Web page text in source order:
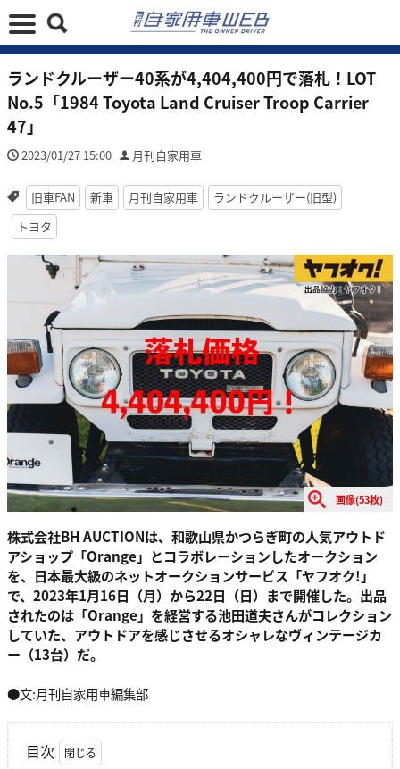
ランドクルーザー40系が4,404,400円で落札！LOT
No.5「1984 Toyota Land Cruiser Troop Carrier
47」
2023/01/27 15:00 月刊自家用車
旧車FAN 新車 月刊自家用車
ランドクルーザー(旧型)
トヨタ
画像(53枚)
株式会社BH AUCTIONは、和歌山県かつらぎ町の人気アウトド
アショップ「Orange」とコラボレーションしたオークション
を、日本最大級のネットオークションサービス「ヤフオク!」
で、2023年1月16日（月）から22日（日）まで開催した。出品
されたのは「Orange」を経営する池田道夫さんがコレクション
していた、アウトドアを感じさせるオシャレなヴィンテージカ
ー（13台）だ。
●文:月刊自家用車編集部
目次